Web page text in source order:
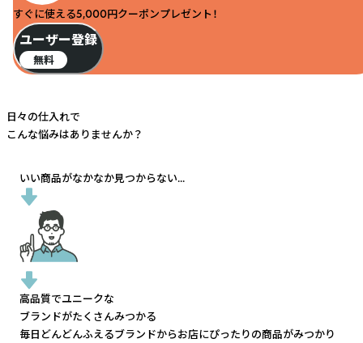
すぐに使える5,000円クーポンプレゼント！
ユーザー登録
無料
日々の仕入れで
こんな悩みはありませんか？
いい商品がなかなか見つからない...
高品質でユニークな
ブランドがたくさんみつかる
毎日どんどんふえるブランドからお店にぴったりの商品がみつかり